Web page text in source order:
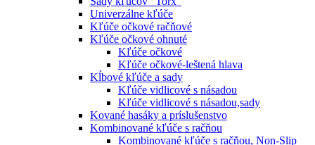
Univerzálne kľúče
Kľúče očkové račňové
Kľúče očkové ohnuté
Kľúče očkové
Kľúče očkové-leštená hlava
Kĺbové kľúče a sady
Kľúče vidlicové s násadou
Kľúče vidlicové s násadou,sady
Kované hasáky a príslušenstvo
Kombinované kľúče s račňou
Kombinované kľúče s račňou, Non-Slip